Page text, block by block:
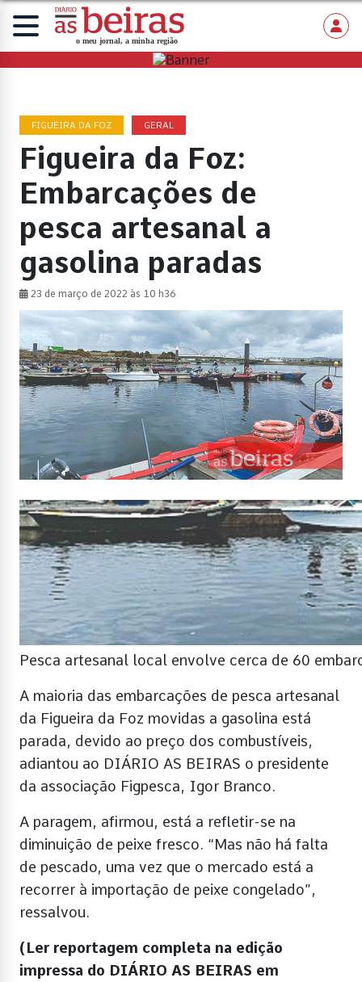
FIGUEIRA DA FOZ GERAL
Figueira da Foz:
Embarcações de
pesca artesanal a
gasolina paradas
23 de março de 2022 às 10 h36
Pesca artesanal local envolve cerca de 60
A maioria das embarcações de pesca artesanal
da Figueira da Foz movidas a gasolina está
parada, devido ao preço dos combustíveis,
adiantou ao DIÁRIO AS BEIRAS o presidente
da associação Figpesca, Igor Branco.
A paragem, afirmou, está a refletir-se na
diminuição de peixe fresco. “Mas não há falta
de pescado, uma vez que o mercado está a
recorrer à importação de peixe congelado”,
ressalvou.
(Ler reportagem completa na edição
impressa do DIÁRIO AS BEIRAS em